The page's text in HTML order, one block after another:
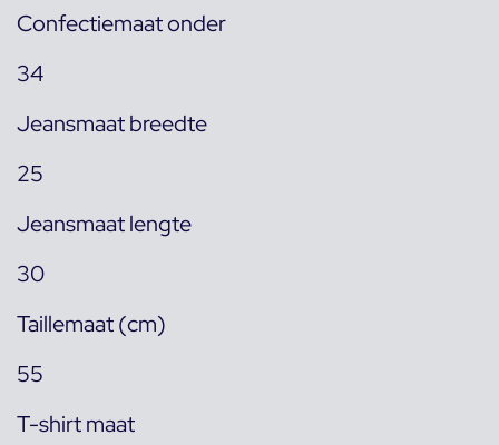
Confectiemaat onder
34
Jeansmaat breedte
25
Jeansmaat lengte
30
Taillemaat (cm)
55
T-shirt maat